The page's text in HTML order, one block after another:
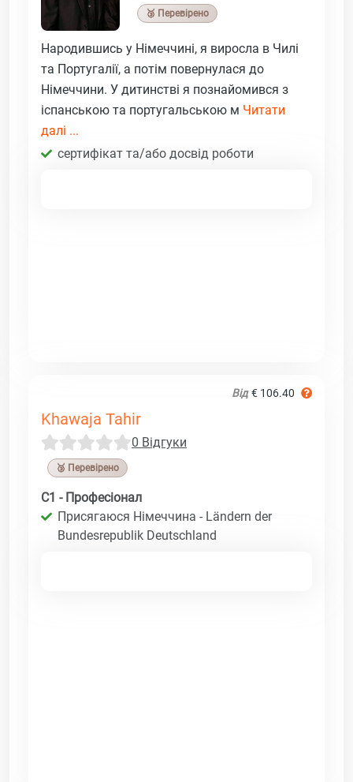
🥉 Перевірено
Народившись у Німеччині, я виросла в Чилі
та Португалії, а потім повернулася до
Німеччини. У дитинстві я познайомився з
іспанською та португальською м Читати
далі ...
сертифікат та/або досвід роботи
Від € 106.40
Khawaja Tahir
0 Відгуки
🥉 Перевірено
C1 - Професіонал
Присягаюся Німеччина - Ländern der
Bundesrepublik Deutschland